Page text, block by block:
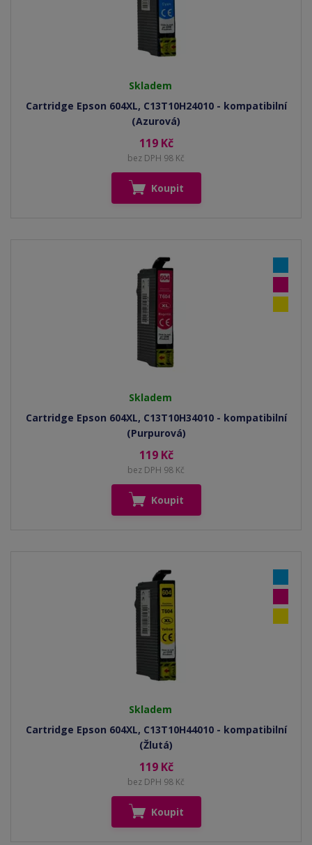
Skladem
Cartridge Epson 604XL, C13T10H24010 - kompatibilní
(Azurová)
119 Kč
bez DPH 98 Kč
Koupit
Skladem
Cartridge Epson 604XL, C13T10H34010 - kompatibilní
(Purpurová)
119 Kč
bez DPH 98 Kč
Koupit
Skladem
Cartridge Epson 604XL, C13T10H44010 - kompatibilní
(Žlutá)
119 Kč
bez DPH 98 Kč
Koupit